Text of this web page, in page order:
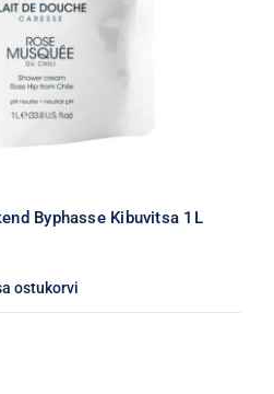
Byphasse Kibuvitsa 1L
ostukorvi